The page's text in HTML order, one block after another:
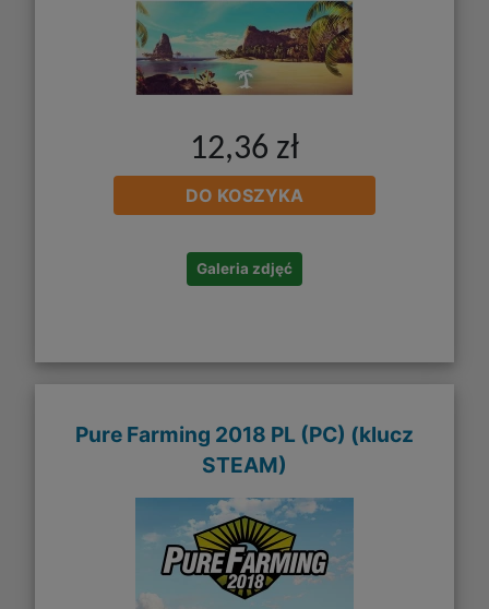
12,36 zł
DO KOSZYKA
Galeria zdjęć
Pure Farming 2018 PL (PC) (klucz
STEAM)